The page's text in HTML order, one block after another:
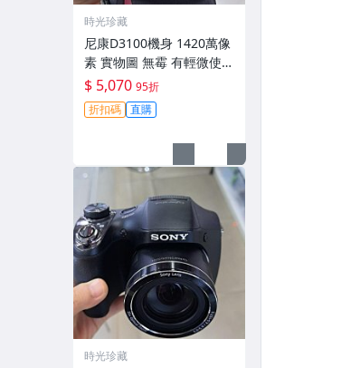
時光珍藏
尼康D3100機身 1420萬像
素 實物圖 無霉 有輕微使用
痕跡 機身原裝 無拆修無翻
新 臨-343
$ 5,070 95折
折扣碼 直購
時光珍藏